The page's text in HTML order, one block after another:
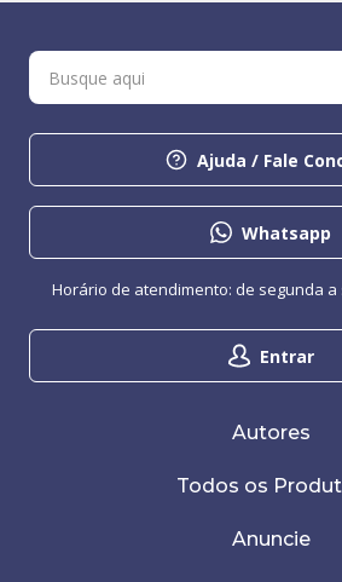
Ajuda / Fale
Whatsapp
Entrar
Horário de atendimento: de segunda a
Autores
Todos os
Anuncie